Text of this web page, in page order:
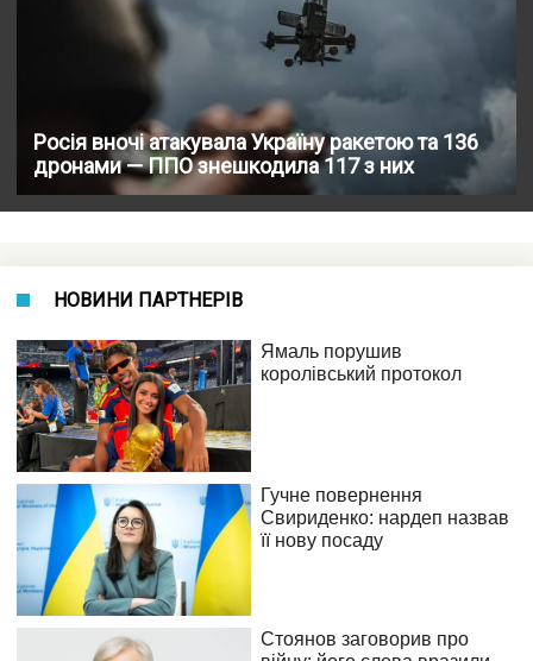
Росія вночі атакувала Україну ракетою та 136
дронами — ППО знешкодила 117 з них
НОВИНИ ПАРТНЕРІВ